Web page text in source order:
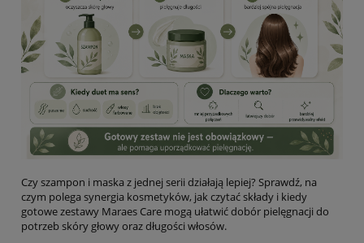
Czy szampon i maska z jednej serii działają lepiej? Sprawdź, na
czym polega synergia kosmetyków, jak czytać składy i kiedy
gotowe zestawy Maraes Care mogą ułatwić dobór pielęgnacji do
potrzeb skóry głowy oraz długości włosów.